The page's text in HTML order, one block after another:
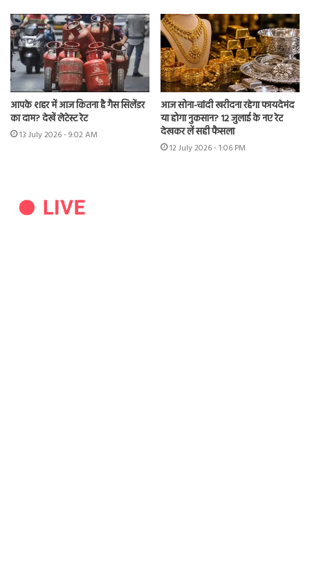
आपके शहर में आज कितना है गैस सिलेंडर
का दाम? देखें लेटेस्ट रेट
13 July 2026 - 9:02 AM
आज सोना-चांदी खरीदना रहेगा फायदेमंद
या होगा नुकसान? 12 जुलाई के नए रेट
देखकर लें सही फैसला
12 July 2026 - 1:06 PM